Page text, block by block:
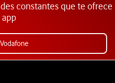
constantes que te ofrece
app
de Vodafone